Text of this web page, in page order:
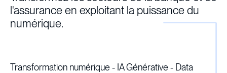
l'assurance en exploitant la puissance du
numérique.
Transformation numérique - IA Générative - Data